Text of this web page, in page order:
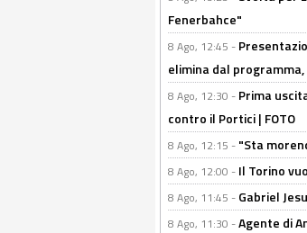
Fenerbahce"
8 Ago, 12:45 -
elimina dal
8 Ago, 12:30 - Prima
contro il Portici | FOTO
8 Ago, 12:15 - "Sta
8 Ago, 12:00 - Il Torino
8 Ago, 11:45 - Gabriel
8 Ago, 11:30 -Agente di